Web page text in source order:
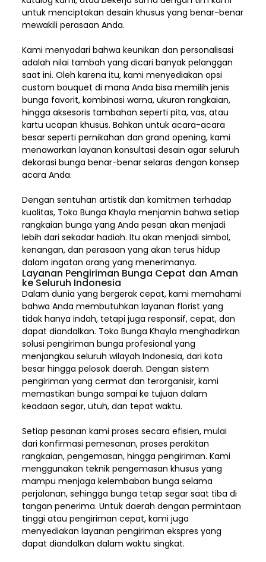
untuk menciptakan desain khusus yang benar-benar
mewakili perasaan Anda.
Kami menyadari bahwa keunikan dan personalisasi
adalah nilai tambah yang dicari banyak pelanggan
saat ini. Oleh karena itu, kami menyediakan opsi
custom bouquet di mana Anda bisa memilih jenis
bunga favorit, kombinasi warna, ukuran rangkaian,
hingga aksesoris tambahan seperti pita, vas, atau
kartu ucapan khusus. Bahkan untuk acara-acara
besar seperti pernikahan dan grand opening, kami
menawarkan layanan konsultasi desain agar seluruh
dekorasi bunga benar-benar selaras dengan konsep
acara Anda.
Dengan sentuhan artistik dan komitmen terhadap
kualitas, Toko Bunga Khayla menjamin bahwa setiap
rangkaian bunga yang Anda pesan akan menjadi
lebih dari sekadar hadiah. Itu akan menjadi simbol,
kenangan, dan perasaan yang akan terus hidup
dalam ingatan orang yang menerimanya.
Layanan Pengiriman Bunga Cepat dan Aman
ke Seluruh Indonesia
Dalam dunia yang bergerak cepat, kami memahami
bahwa Anda membutuhkan layanan florist yang
tidak hanya indah, tetapi juga responsif, cepat, dan
dapat diandalkan. Toko Bunga Khayla menghadirkan
solusi pengiriman bunga profesional yang
menjangkau seluruh wilayah Indonesia,dari kota
besar hingga pelosok daerah. Dengan sistem
pengiriman yang cermat dan terorganisir, kami
memastikan bunga sampai ke tujuan dalam
keadaan segar, utuh, dan tepat waktu.
Setiap pesanan kami proses secara efisien, mulai
dari konfirmasi pemesanan, proses perakitan
rangkaian, pengemasan, hingga pengiriman. Kami
menggunakan teknik pengemasan khusus yang
mampu menjaga kelembaban bunga selama
perjalanan, sehingga bunga tetap segar saat tiba di
tangan penerima. Untuk daerah dengan permintaan
tinggi atau pengiriman cepat, kami juga
menyediakan layanan pengiriman ekspres yang
dapat diandalkan dalam waktu singkat.